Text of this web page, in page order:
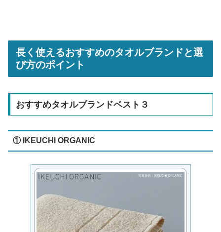
長く使えるおすすめのタオルブランドと選
び方のポイント
おすすめタオルブランドベスト３
① IKEUCHI ORGANIC